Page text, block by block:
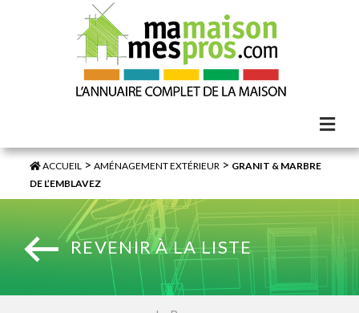
ACCUEIL >AMÉNAGEMENT EXTÉRIEUR > GRANIT & MARBRE
DE L’EMBLAVEZ
REVENIR À LA LISTE